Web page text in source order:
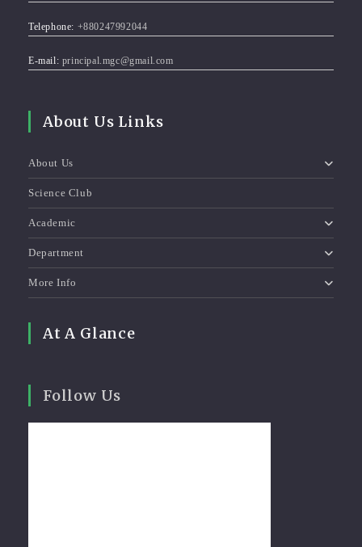
Telephone: +880247992044
E-mail: principal.mgc@gmail.com
About Us Links
About Us
Science Club
Academic
Department
More Info
At A Glance
Follow Us